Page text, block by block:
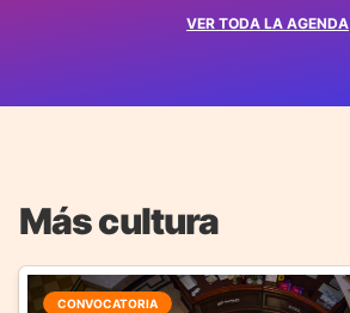
VER TODA LA AGENDA
Más cultura
CONVOCATORIA